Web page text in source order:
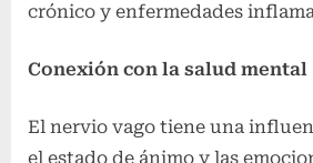
crónico y enfermedades
Conexión con la salud mental
El nervio vago tiene una
el estado de ánimo y las